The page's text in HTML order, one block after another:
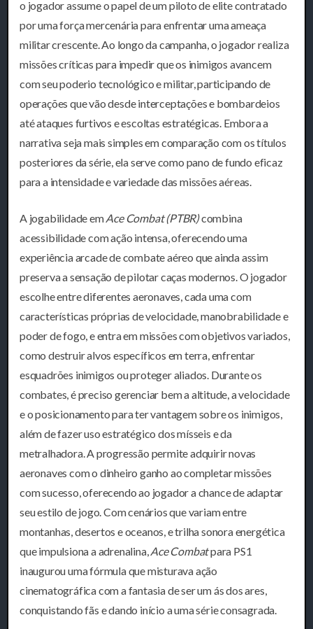
o jogador assume o papel de um piloto de elite contratado
por uma força mercenária para enfrentar uma ameaça
militar crescente. Ao longo da campanha, o jogador realiza
missões críticas para impedir que os inimigos avancem
com seu poderio tecnológico e militar, participando de
operações que vão desde interceptações e bombardeios
até ataques furtivos e escoltas estratégicas. Embora a
narrativa seja mais simples em comparação com os títulos
posteriores da série, ela serve como pano de fundo eficaz
para a intensidade e variedade das missões aéreas.
A jogabilidade emAce Combat (PTBR)combina
acessibilidade com ação intensa, oferecendo uma
experiência arcade de combate aéreo que ainda assim
preserva a sensação de pilotar caças modernos. O jogador
escolhe entre diferentes aeronaves, cada uma com
características próprias de velocidade, manobrabilidade e
poder de fogo, e entra em missões com objetivos variados,
como destruir alvos específicos em terra, enfrentar
esquadrões inimigos ou proteger aliados. Durante os
combates, é preciso gerenciar bem a altitude, a velocidade
e o posicionamento para ter vantagem sobre os inimigos,
além de fazer uso estratégico dos mísseis e da
metralhadora. A progressão permite adquirir novas
aeronaves com o dinheiro ganho ao completar missões
com sucesso, oferecendo ao jogador a chance de adaptar
seu estilo de jogo. Com cenários que variam entre
montanhas, desertos e oceanos, e trilha sonora energética
que impulsiona a adrenalina,Ace Combatpara PS1
inaugurou uma fórmula que misturava ação
cinematográfica com a fantasia de ser um ás dos ares,
conquistando fãs e dando início a uma série consagrada.